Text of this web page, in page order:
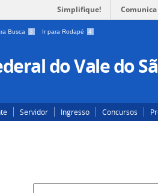
Simplifique! Comunica
Busca 3 Ir para Rodapé 4
do Vale do
Servidor Ingresso Concursos